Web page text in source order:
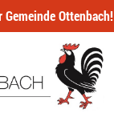
Ottenbach!